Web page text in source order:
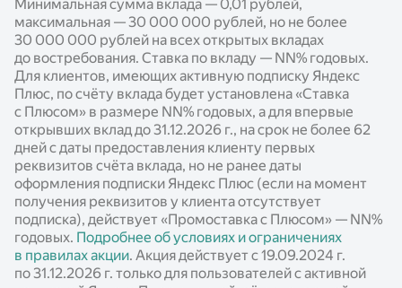
Минимальная сумма вклада — 0,01 рублей,
максимальная — 30 000 000 рублей, но не более
30 000 000 рублей на всех открытых вкладах
до востребования. Ставка по вкладу — NN% годовых.
Для клиентов, имеющих активную подписку Яндекс
Плюс, по счёту вклада будет установлена «Ставка
с Плюсом» в размере NN% годовых, а для впервые
открывших вклад до 31.12.2026 г., на срок не более 62
дней с даты предоставления клиенту первых
реквизитов счёта вклада, но не ранее даты
оформления подписки Яндекс Плюс (если на момент
получения реквизитов у клиента отсутствует
подписка), действует «Промоставка с Плюсом» — NN%
годовых. Подробнее об условиях и ограничениях
в правилах акции. Акция действует c 19.09.2024 г.
по 31.12.2026 г. только для пользователей с активной